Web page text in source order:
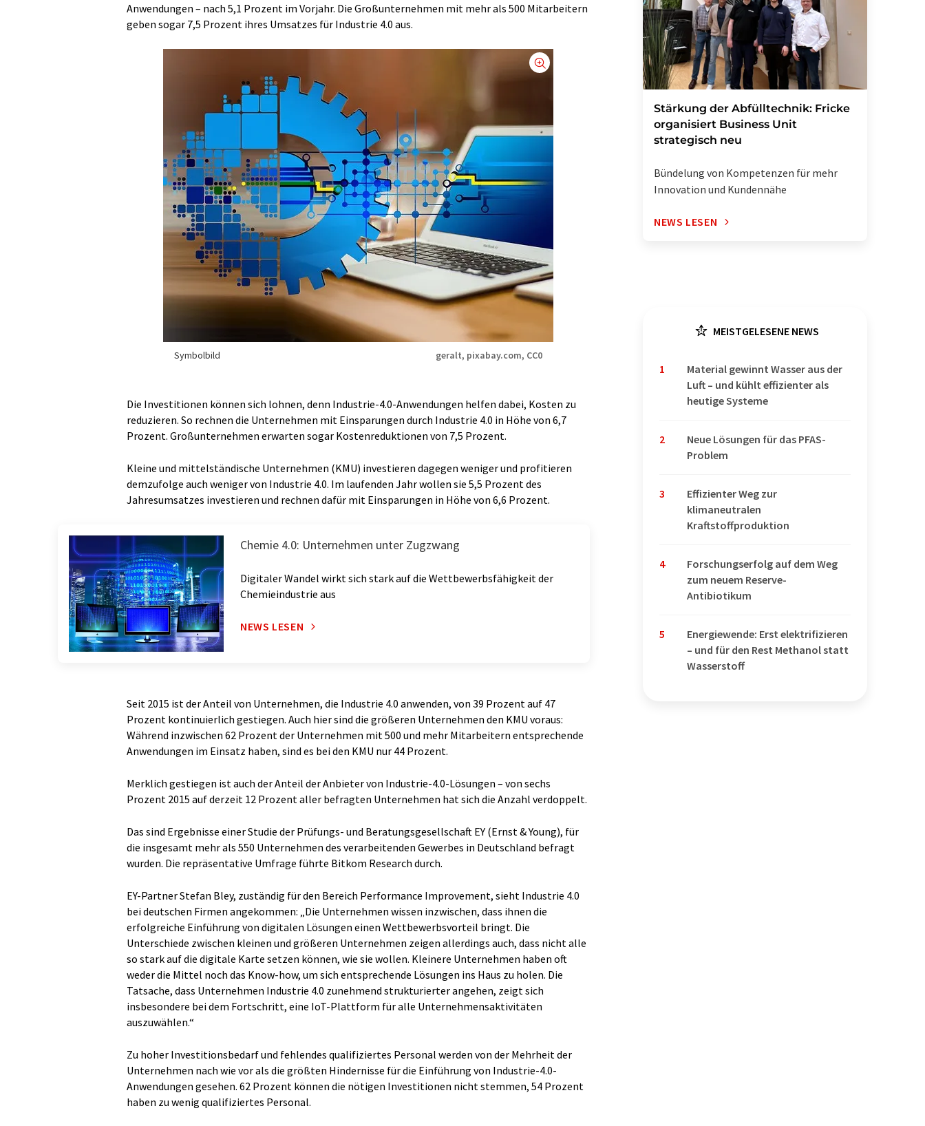
Anwendungen – nach 5,1 Prozent im Vorjahr. Die Großunternehmen mit mehr als 500 Mitarbeitern
geben sogar 7,5 Prozent ihres Umsatzes für Industrie 4.0 aus.
Symbolbild geralt, pixabay.com, CC0
Die Investitionen können sich lohnen, denn Industrie-4.0-Anwendungen helfen dabei, Kosten zu
reduzieren. So rechnen die Unternehmen mit Einsparungen durch Industrie 4.0 in Höhe von 6,7
Prozent. Großunternehmen erwarten sogar Kostenreduktionen von 7,5 Prozent.
Kleine und mittelständische Unternehmen (KMU) investieren dagegen weniger und profitieren
demzufolge auch weniger von Industrie 4.0. Im laufenden Jahr wollen sie 5,5 Prozent des
Jahresumsatzes investieren und rechnen dafür mit Einsparungen in Höhe von 6,6 Prozent.
Chemie 4.0: Unternehmen unter Zugzwang
Digitaler Wandel wirkt sich stark auf die Wettbewerbsfähigkeit der
Chemieindustrie aus
NEWS LESEN
Seit 2015 ist der Anteil von Unternehmen, die Industrie 4.0 anwenden, von 39 Prozent auf 47
Prozent kontinuierlich gestiegen. Auch hier sind die größeren Unternehmen den KMU voraus:
Während inzwischen 62 Prozent der Unternehmen mit 500 und mehr Mitarbeitern entsprechende
Anwendungen im Einsatz haben, sind es bei den KMU nur 44 Prozent.
Merklich gestiegen ist auch der Anteil der Anbieter von Industrie-4.0-Lösungen – von sechs
Prozent 2015 auf derzeit 12 Prozent aller befragten Unternehmen hat sich die Anzahl verdoppelt.
Das sind Ergebnisse einer Studie der Prüfungs- und Beratungsgesellschaft EY (Ernst & Young), für
die insgesamt mehr als 550 Unternehmen des verarbeitenden Gewerbes in Deutschland befragt
wurden. Die repräsentative Umfrage führte Bitkom Research durch.
EY-Partner Stefan Bley, zuständig für den Bereich Performance Improvement, sieht Industrie 4.0
bei deutschen Firmen angekommen: „Die Unternehmen wissen inzwischen, dass ihnen die
erfolgreiche Einführung von digitalen Lösungen einen Wettbewerbsvorteil bringt. Die
Unterschiede zwischen kleinen und größeren Unternehmen zeigen allerdings auch, dass nicht alle
so stark auf die digitale Karte setzen können, wie sie wollen. Kleinere Unternehmen haben oft
weder die Mittel noch das Know-how, um sich entsprechende Lösungen ins Haus zu holen. Die
Tatsache, dass Unternehmen Industrie 4.0 zunehmend strukturierter angehen, zeigt sich
insbesondere bei dem Fortschritt, eine IoT-Plattform für alle Unternehmensaktivitäten
auszuwählen.“
Zu hoher Investitionsbedarf und fehlendes qualifiziertes Personal werden von der Mehrheit der
Unternehmen nach wie vor als die größten Hindernisse für die Einführung von Industrie-4.0-
Anwendungen gesehen. 62 Prozent können die nötigen Investitionen nicht stemmen, 54 Prozent
haben zu wenig qualifiziertes Personal.
Stärkung der Abfülltechnik: Fricke
organisiert Business Unit
strategisch neu
Bündelung von Kompetenzen für mehr
Innovation und Kundennähe
NEWS LESEN
MEISTGELESENE NEWS
1
Material gewinnt Wasser aus der
Luft – und kühlt effizienter als
heutige Systeme
2
Neue Lösungen für das PFAS-
Problem
3
Effizienter Weg zur
klimaneutralen
Kraftstoffproduktion
4
Forschungserfolg auf dem Weg
zum neuem Reserve-
Antibiotikum
5
Energiewende: Erst elektrifizieren
– und für den Rest Methanol statt
Wasserstoff